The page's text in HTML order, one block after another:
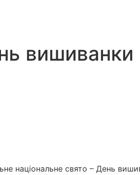
вишиванки
національне свято – День